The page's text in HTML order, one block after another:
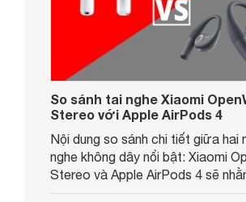
So sánh tai nghe Xiaomi
Stereo với Apple AirPods 4
Nội dung so sánh chi tiết giữa hai
nghe không dây nổi bật: Xiaomi
Stereo và Apple AirPods 4 sẽ